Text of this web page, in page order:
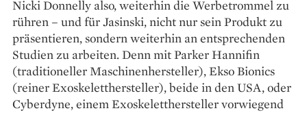
Nicki Donnelly also, weiterhin die Werbetrommel zu
rühren – und für Jasinski, nicht nur sein Produkt zu
präsentieren, sondern weiterhin an entsprechenden
Studien zu arbeiten. Denn mit Parker Hannifin
(traditioneller Maschinenhersteller), Ekso Bionics
(reiner Exo­skeletthersteller), beide in den USA, oder
Cyberdyne, einem Exoskeletthersteller vorwiegend